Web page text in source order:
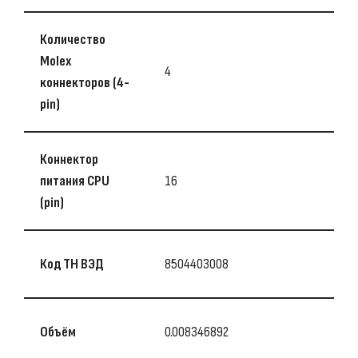
Количество
Molex
коннекторов (4-
pin)
4
Коннектор
питания CPU
(pin)
16
Код ТН ВЭД 8504403008
Объём 0.008346892